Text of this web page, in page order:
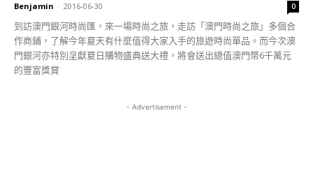
Benjamin - 2016-06-30 0
到訪澳門銀河時尚匯，來一場時尚之旅，走訪「澳門時尚之旅」多個合
作商鋪，了解今年夏天有什麼值得大家入手的旅遊時尚單品。而今次澳
門銀河亦特別呈獻夏日購物盛典送大禮，將會送出總值澳門幣6千萬元
的豐富獎賞
- Advertisement -